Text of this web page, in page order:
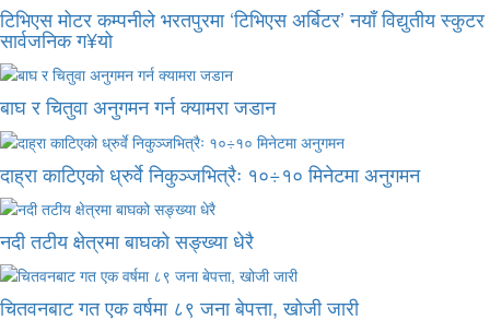
टिभिएस मोटर कम्पनीले भरतपुरमा ‘टिभिएस अर्बिटर’ नयाँ विद्युतीय स्कुटर
सार्वजनिक ग¥यो
बाघ र चितुवा अनुगमन गर्न क्यामरा जडान
दाह्रा काटिएको ध्रुर्वे निकुञ्जभित्रैः १०÷१० मिनेटमा अनुगमन
नदी तटीय क्षेत्रमा बाघको सङ्ख्या धेरै
चितवनबाट गत एक वर्षमा ८९ जना बेपत्ता, खोजी जारी